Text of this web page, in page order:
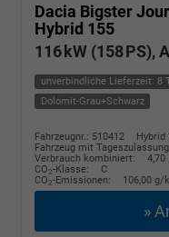
Dacia Bigster
Hybrid 155
116 kW (158
unverbindliche Lieferzeit: 8
Dolomit-Grau+Schwarz
Fahrzeugnr.: 510412
Hybrid
Fahrzeug mit Tageszulassung
Verbrauch kombiniert:
4,70
CO2-Klasse:
C
CO2-Emissionen: 106,00 g/
»